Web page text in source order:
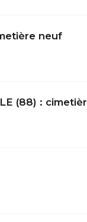
neuf
(88) :